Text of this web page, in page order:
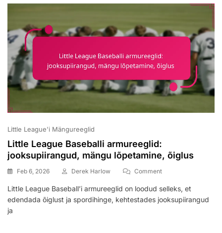
Little League'i Mängureeglid
Little League Baseballi armureeglid:
jooksupiirangud, mängu lõpetamine, õiglus
Feb 6, 2026 Derek Harlow CommentOn
League
Baseballi
Little League Baseball’i armureeglid on loodud selleks, et
edendada õiglust ja spordihinge, kehtestades jooksupiirangud
ja